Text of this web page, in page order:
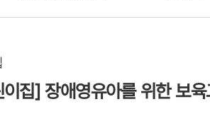
이집] 장애영유아를 위한 보